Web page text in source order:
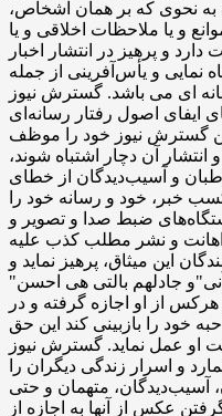
به نحوی که بر همان اشخاص،
و یا ملاحظات اخلاقی و یا
و پرهیز در انتشار اخبار
‌نمایی و یأس‌آفرینی از جمله
ای می باشد. گسترش نیوز
ایفای اصول رفتار رسانه‌ای
گسترش نیوز خود را موظف
آن دچار اشتباه شوند،
و آسیب‌دیدگان از خطای
خبر، خود و رسانه خود را
ضبط صدا و تصویر و
اهانت و نشر مطلب کذب علیه
این میثاق، پرهیز نماید و
جادلهم بالتی هی احسن"
از او اجازه گرفته و در
خود را بازبینی کند این حق
او عمل نماید. گسترش نیوز
و اسرار زندگی دیگران را
آسیب‌دیدگان، متهمان و حتی
عکس از آنها به اجازه از